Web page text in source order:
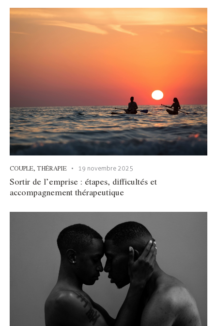
COUPLE, THÉRAPIE 19 novembre 2025
Sortir de l’emprise : étapes, difficultés et
accompagnement thérapeutique